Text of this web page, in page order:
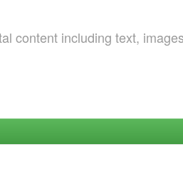
content including text,